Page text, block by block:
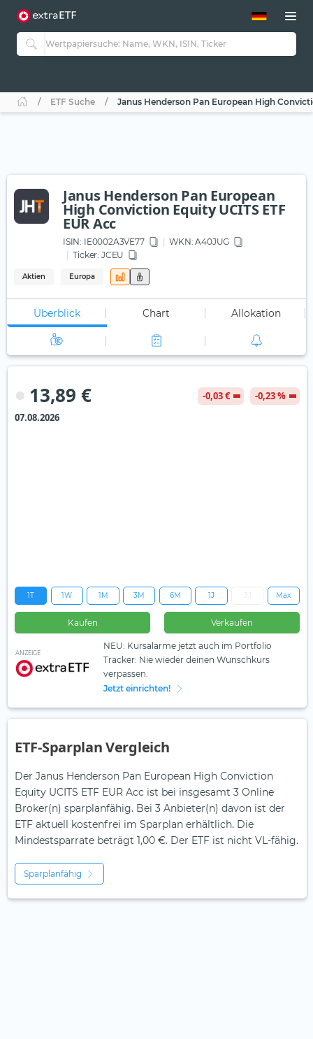
ETF-Guide 2.0
Guide Aktive ETFs
ETF-Sparpläne
ETF Suche Janus Henderson Pan European High
Janus Henderson Pan European
High Conviction Equity UCITS ETF
EUR Acc
ISIN: IE0002A3VE77 WKN: A40JUG
Ticker: JCEU
Aktien Europa
Überblick Chart Allokation
13,89 € -0,03 €
-0,23 %
07.08.2026
1T 1W 1M 3M 6M 1J Max
Kaufen Verkaufen
ANZEIGE
NEU: Kursalarme jetzt auch im Portfolio
Tracker: Nie wieder deinen Wunschkurs
verpassen.
Jetzt einrichten!
ETF-Sparplan Vergleich
Der Janus Henderson Pan European High Conviction
Equity UCITS ETF EUR Acc ist bei insgesamt 3 Online
Broker(n) sparplanfähig. Bei 3 Anbieter(n) davon ist der
ETF aktuell kostenfrei im Sparplan erhältlich. Die
Mindestsparrate beträgt 1,00 €. Der ETF ist nicht VL-fähig.
Sparplanfähig